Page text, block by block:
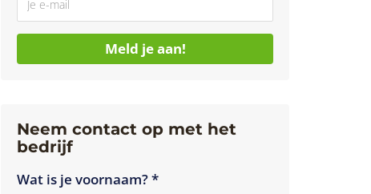
Meld je aan!
Neem contact op met het
bedrijf
Wat is je voornaam? *